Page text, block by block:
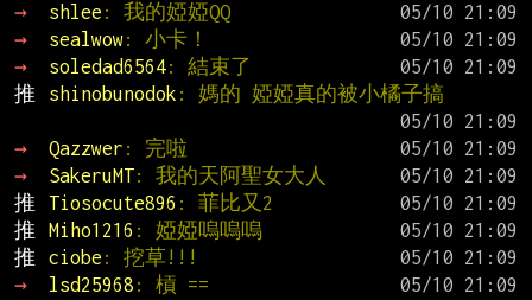
→
shlee : 我的婭婭QQ
→
sealwow: 小卡！
→
soledad6564: 結束了
推
shinobunodok : 媽的 婭婭真的被小橘子搞
→
Qazzwer : 完啦
→
SakeruMT: 我的天阿聖女大人
推
Tiosocute896 : 菲比又2
推
Miho1216 : 婭婭嗚嗚嗚
推
ciobe : 挖草!!!
→
lsd25968 : 槓 ==